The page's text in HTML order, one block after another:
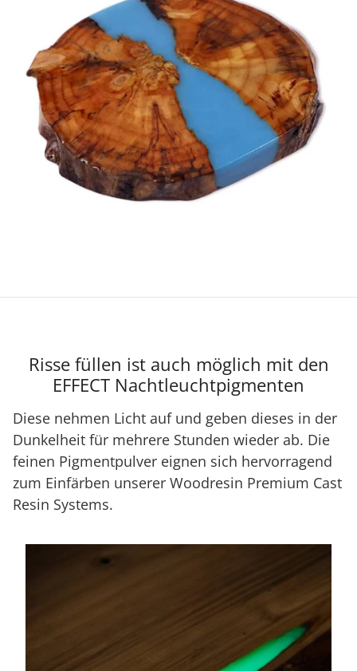
Risse füllen ist auch möglich mit den
EFFECT Nachtleuchtpigmenten
Diese nehmen Licht auf und geben dieses in der
Dunkelheit für mehrere Stunden wieder ab. Die
feinen Pigmentpulver eignen sich hervorragend
zum Einfärben unserer Woodresin Premium Cast
Resin Systems.